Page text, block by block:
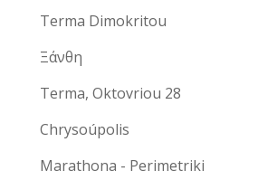
Terma Dimokritou
Ξάνθη
Terma, Oktovriou 28
Chrysoúpolis
Marathona - Perimetriki